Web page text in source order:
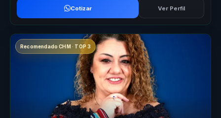
Cotizar Ver Perfil
Recomendado CHM · TOP 3